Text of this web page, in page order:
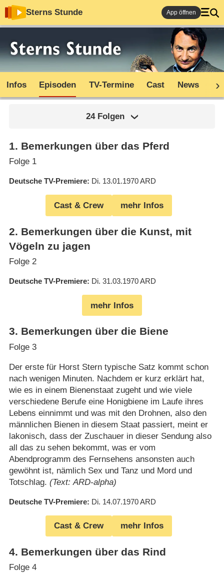
Sterns Stunde App öffnen
Infos Episoden TV-Termine Cast News
24 Folgen
1. Bemerkungen über das Pferd
Folge 1
Deutsche TV-Premiere Di. 13.01.1970ARD
Cast & Crew mehr Infos
2. Bemerkungen über die Kunst, mit
Vögeln zu jagen
Folge 2
Deutsche TV-Premiere Di. 31.03.1970ARD
mehr Infos
3. Bemerkungen über die Biene
Folge 3
Der erste für Horst Stern typische Satz kommt schon
nach wenigen Minuten. Nachdem er kurz erklärt hat,
wie es in einem Bienenstaat zugeht und wie viele
verschiedene Berufe eine Honigbiene im Laufe ihres
Lebens einnimmt und was mit den Drohnen, also den
männlichen Bienen in diesem Staat passiert, meint er
lakonisch, dass der Zuschauer in dieser Sendung also
all das zu sehen bekommt, was er vom
Abendprogramm des Fernsehens ansonsten auch
gewöhnt ist, nämlich Sex und Tanz und Mord und
Totschlag. (Text: ARD-alpha)
Deutsche TV-Premiere Di. 14.07.1970ARD
Cast & Crew mehr Infos
4. Bemerkungen über das Rind
Folge 4